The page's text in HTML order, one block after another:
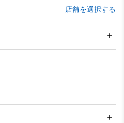
店舗を選択する